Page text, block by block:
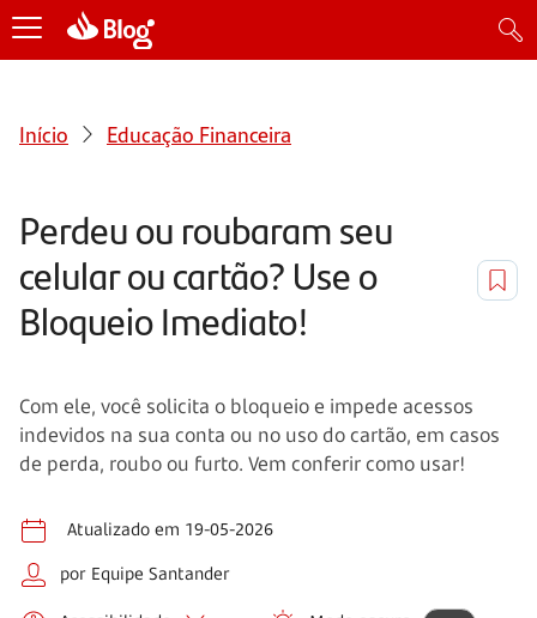
Início Educação Financeira
Perdeu ou roubaram seu
celular ou cartão? Use o
Bloqueio Imediato!
Com ele, você solicita o bloqueio e impede acessos
indevidos na sua conta ou no uso do cartão, em casos
de perda, roubo ou furto. Vem conferir como usar!
Atualizado em 19-05-2026
por Equipe Santander